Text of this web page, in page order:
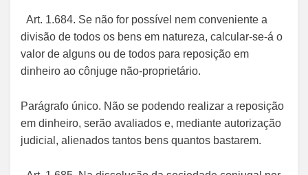
Art. 1.684. Se não for possível nem conveniente a
divisão de todos os bens em natureza, calcular-se-á o
valor de alguns ou de todos para reposição em
dinheiro ao cônjuge não-proprietário.
Parágrafo único. Não se podendo realizar a reposição
em dinheiro, serão avaliados e, mediante autorização
judicial, alienados tantos bens quantos bastarem.